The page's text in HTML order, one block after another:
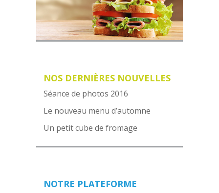
NOS DERNIÈRES NOUVELLES
Séance de photos 2016
Le nouveau menu d’automne
Un petit cube de fromage
NOTRE PLATEFORME